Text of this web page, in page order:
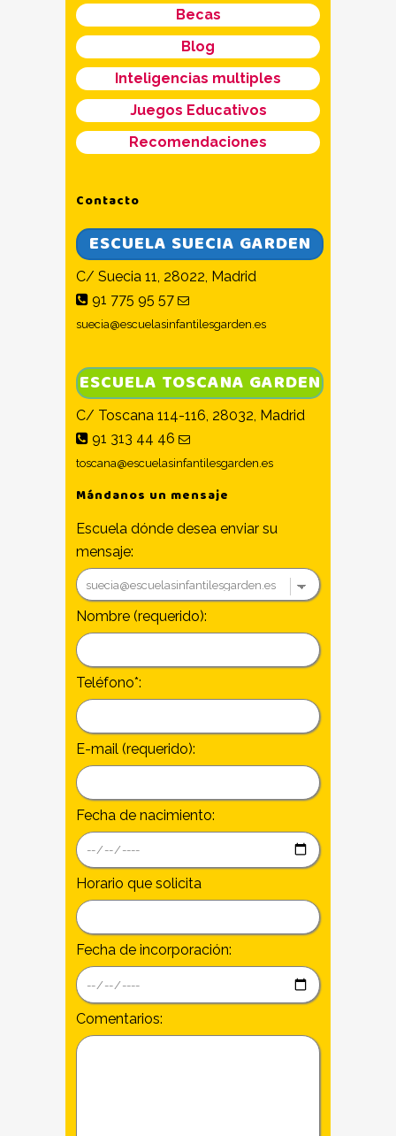
Becas
Blog
Inteligencias multiples
Juegos Educativos
Recomendaciones
Contacto
ESCUELA SUECIA GARDEN
C/ Suecia 11, 28022, Madrid
91 775 95 57
suecia@escuelasinfantilesgarden.es
ESCUELA TOSCANA GARDEN
C/ Toscana 114-116, 28032, Madrid
91 313 44 46
toscana@escuelasinfantilesgarden.es
Mándanos un mensaje
Escuela dónde desea enviar su
mensaje:
Nombre (requerido):
Teléfono*:
E-mail (requerido):
Fecha de nacimiento:
Horario que solicita
Fecha de incorporación:
Comentarios: